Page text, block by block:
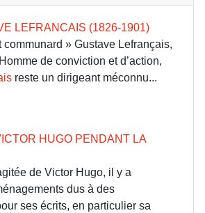
LEFRANCAIS (1826-1901)
communard » Gustave Lefrançais,
de conviction et d’action,
reste un dirigeant méconnu...
HUGO PENDANT LA
de Victor Hugo, il y a
dus à des
ses écrits, en particulier sa